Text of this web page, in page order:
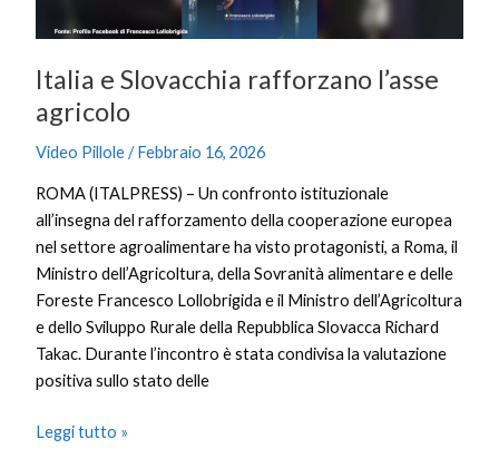
Italia e Slovacchia rafforzano l’asse
agricolo
Video Pillole/ Febbraio 16, 2026
ROMA (ITALPRESS) – Un confronto istituzionale
all’insegna del rafforzamento della cooperazione europea
nel settore agroalimentare ha visto protagonisti, a Roma, il
Ministro dell’Agricoltura, della Sovranità alimentare e delle
Foreste Francesco Lollobrigida e il Ministro dell’Agricoltura
e dello Sviluppo Rurale della Repubblica Slovacca Richard
Takac. Durante l’incontro è stata condivisa la valutazione
positiva sullo stato delle
Leggi tutto »